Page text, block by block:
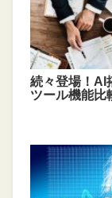
続々登場！AI
ツール機能比